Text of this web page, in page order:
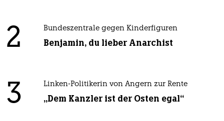
2 Bundeszentrale gegen Kinderfiguren
Benjamin, du lieber Anarchist
3 Linken-Politikerin von Angern zur Rente
„Dem Kanzler ist der Osten egal“